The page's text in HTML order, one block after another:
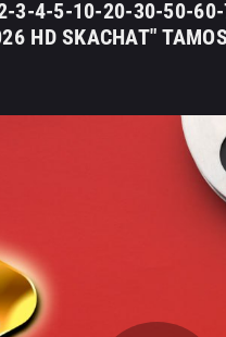
3-4-5-10-20-30-50-
HD SKACHAT"